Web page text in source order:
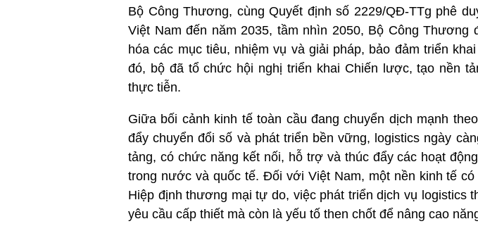
Bộ Công Thương, cùng Quyết định số 2229/QĐ-TTg phê
Việt Nam đến năm 2035, tầm nhìn 2050, Bộ Công Thương
hóa các mục tiêu, nhiệm vụ và giải pháp, bảo đảm triển
đó, bộ đã tổ chức hội nghị triển khai Chiến lược, tạo nền
thực tiễn.
Giữa bối cảnh kinh tế toàn cầu đang chuyển dịch mạnh
đẩy chuyển đổi số và phát triển bền vững, logistics ngày
tảng, có chức năng kết nối, hỗ trợ và thúc đẩy các hoạt
trong nước và quốc tế. Đối với Việt Nam, một nền kinh tế
Hiệp định thương mại tự do, việc phát triển dịch vụ logistics
yêu cầu cấp thiết mà còn là yếu tố then chốt để nâng cao